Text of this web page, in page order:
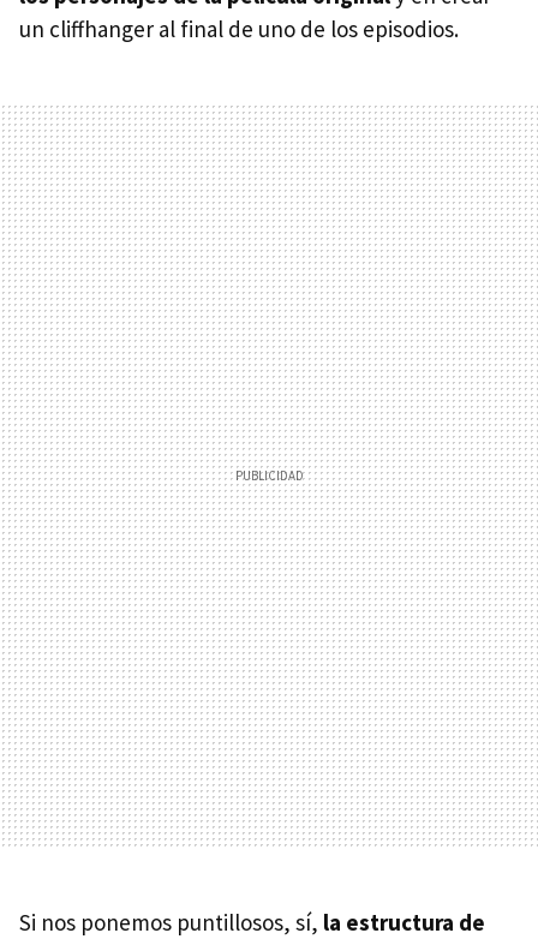
un cliffhanger al final de uno de los episodios.
Si nos ponemos puntillosos, sí, la estructura de